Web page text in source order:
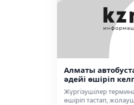
Алматы
әдейі өшіріп
Жүргізушілер
өшіріп тастап,